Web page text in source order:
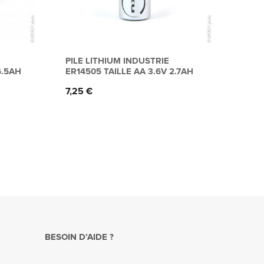
PILE LITHIUM INDUSTRIE
ER14505 TAILLE AA 3.6V 2.7AH
Prix
7,25 €
BESOIN D’AIDE ?